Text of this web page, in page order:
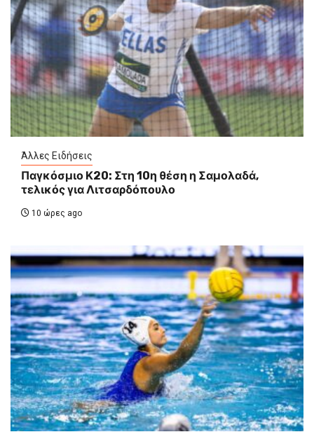
Άλλες Ειδήσεις
Παγκόσμιο Κ20: Στη 10η θέση η Σαμολαδά,
τελικός για Λιτσαρδόπουλο
10 ώρες ago